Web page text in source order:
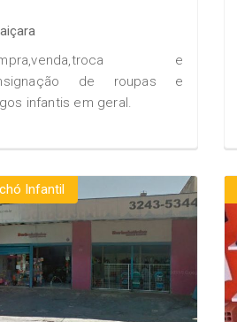
e
de roupas e
infantis em geral.
Infantil